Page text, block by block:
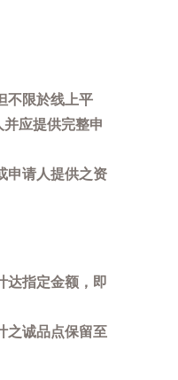
不限於线上平
应提供完整申
申请人提供之资
达指定金额，即
之诚品点保留至